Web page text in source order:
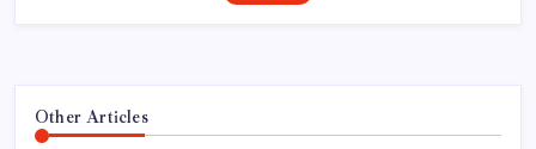
Other Articles